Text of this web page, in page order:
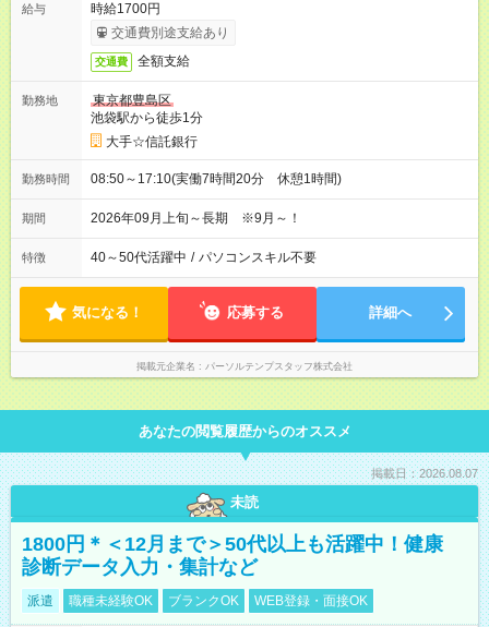
給与
時給1700円
交通費別途支給あり
交通費 全額支給
勤務地
東京都豊島区
池袋駅から徒歩1分
大手☆信託銀行
勤務時間 08:50～17:10(実働7時間20分 休憩1時間)
期間 2026年09月上旬～長期 ※9月～！
特徴 40～50代活躍中 / パソコンスキル不要
気になる！ 応募する 詳細へ
掲載元企業名 パーソルテンプスタッフ株式会社
あなたの閲覧履歴からのオススメ
掲載日：2026.08.07
未読
1800円＊＜12月まで＞50代以上も活躍中！健康
診断データ入力・集計など
派遣 職種未経験OK ブランクOK WEB登録・面接OK